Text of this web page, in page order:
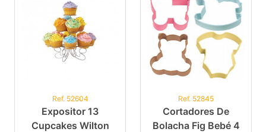
Ref. 52604
Expositor 13
Cupcakes Wilton
Ref. 52845
Cortadores De
Bolacha Fig Bebé 4